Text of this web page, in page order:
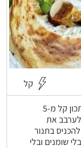
קל
שווארמה פילה עוף דיאטטית בתנור - מתכון קל מ-5
את
בתנור
שומנים ובלי